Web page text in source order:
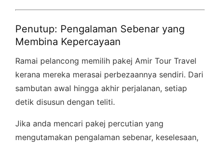
Penutup: Pengalaman Sebenar yang
Membina Kepercayaan
Ramai pelancong memilih pakej Amir Tour Travel
kerana mereka merasai perbezaannya sendiri. Dari
sambutan awal hingga akhir perjalanan, setiap
detik disusun dengan teliti.
Jika anda mencari pakej percutian yang
mengutamakan pengalaman sebenar, keselesaan,